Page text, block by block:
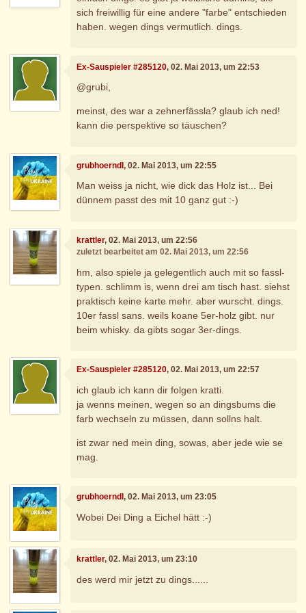
sich freiwillig für eine andere "farbe" entschieden
haben. wegen dings vermutlich. dings.
Ex-Sauspieler #285120, 02. Mai 2013, um 22:53
@grubi,
meinst, des war a zehnerfässla? glaub ich ned!
kann die perspektive so täuschen?
grubhoerndl, 02. Mai 2013, um 22:55
Man weiss ja nicht, wie dick das Holz ist... Bei
dünnem passt des mit 10 ganz gut :-)
krattler, 02. Mai 2013, um 22:56
zuletzt bearbeitet am 02. Mai 2013, um 22:56
hm, also spiele ja gelegentlich auch mit so fassl-
typen. schlimm is, wenn drei am tisch hast. siehst
praktisch keine karte mehr. aber wurscht. dings.
10er fassl sans. weils koane 5er-holz gibt. nur
beim whisky. da gibts sogar 3er-dings.
Ex-Sauspieler #285120, 02. Mai 2013, um 22:57
ich glaub ich kann dir folgen kratti.
ja wenns meinen, wegen so an dingsbums die
farb wechseln zu müssen, dann sollns halt.
ist zwar ned mein ding, sowas, aber jede wie se
mag.
grubhoerndl, 02. Mai 2013, um 23:05
Wobei Dei Ding a Eichel hätt :-)
krattler, 02. Mai 2013, um 23:10
des werd mir jetzt zu dings......